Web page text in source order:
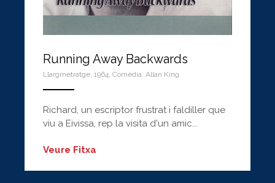
Running Away Backwards
Llargmetratge, 1964, Comèdia, Allan King
Richard, un escriptor frustrat i faldiller que
viu a Eivissa, rep la visita d'un amic...
Veure Fitxa